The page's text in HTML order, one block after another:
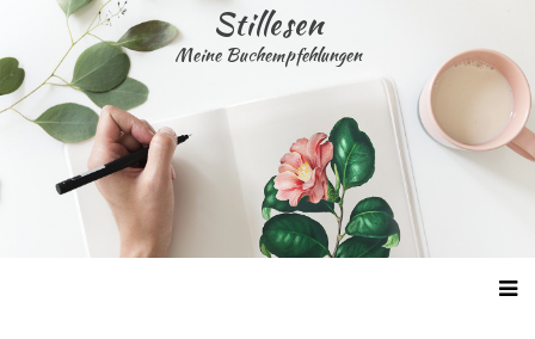
content
Stillesen
Meine Buchempfehlungen